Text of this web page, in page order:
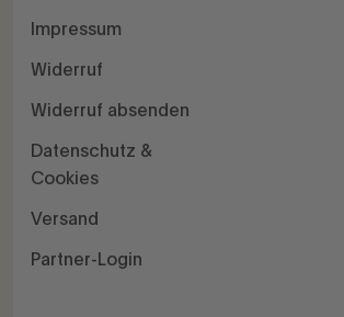
Impressum
Widerruf
Widerruf absenden
Datenschutz &
Cookies
Versand
Partner-Login